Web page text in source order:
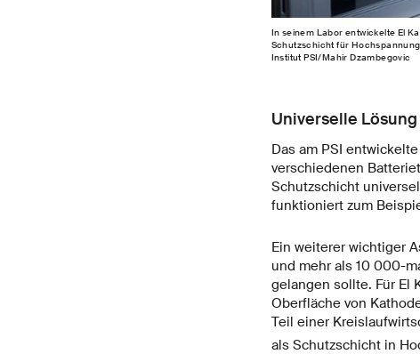
In seinem Labor entwickelte El
Schutzschicht für
Institut PSI/Mahir Dzambegovic
Universelle
Das am PSI
verschiedenen
Schutzschicht
funktioniert zum
Ein weiterer wichtiger
und mehr als 10 000-
gelangen sollte. Für El
Oberfläche von
Teil einer
als Schutzschicht in